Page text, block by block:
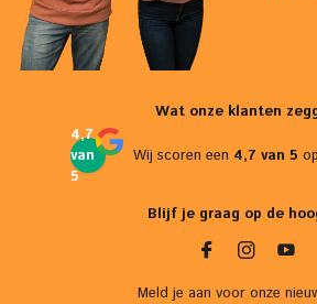
Wat onze klanten
4,7
van
5
Wij scoren een 4,7 van 5 op
Blijf je graag op de
Meld je aan voor onze